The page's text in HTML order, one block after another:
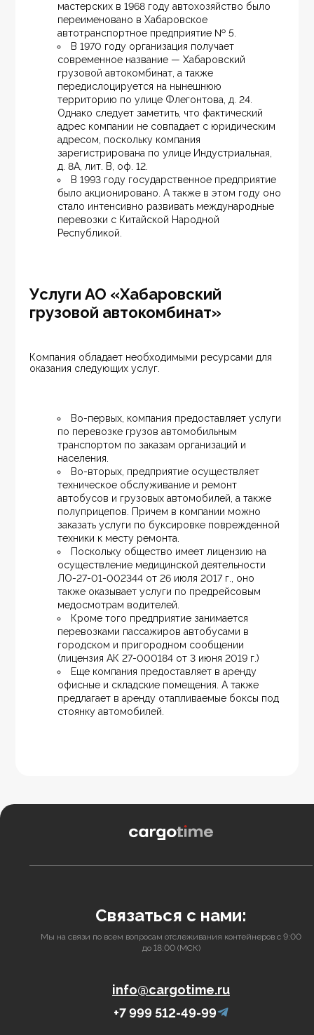
мастерских в 1968 году автохозяйство было
переименовано в Хабаровское
автотранспортное предприятие № 5.
В 1970 году организация получает
современное название — Хабаровский
грузовой автокомбинат, а также
передислоцируется на нынешнюю
территорию по улице Флегонтова, д. 24.
Однако следует заметить, что фактический
адрес компании не совпадает с юридическим
адресом, поскольку компания
зарегистрирована по улице Индустриальная,
д. 8А, лит. В, оф. 12.
В 1993 году государственное предприятие
было акционировано. А также в этом году оно
стало интенсивно развивать международные
перевозки с Китайской Народной
Республикой.
Услуги АО «Хабаровский
грузовой автокомбинат»
Компания обладает необходимыми ресурсами для
оказания следующих услуг.
Во-первых, компания предоставляет услуги
по перевозке грузов автомобильным
транспортом по заказам организаций и
населения.
Во-вторых, предприятие осуществляет
техническое обслуживание и ремонт
автобусов и грузовых автомобилей, а также
полуприцепов. Причем в компании можно
заказать услуги по буксировке поврежденной
техники к месту ремонта.
Поскольку общество имеет лицензию на
осуществление медицинской деятельности
ЛО-27-01-002344 от 26 июля 2017 г., оно
также оказывает услуги по предрейсовым
медосмотрам водителей.
Кроме того предприятие занимается
перевозками пассажиров автобусами в
городском и пригородном сообщении
(лицензия АК 27-000184 от 3 июня 2019 г.)
Еще компания предоставляет в аренду
офисные и складские помещения. А также
предлагает в аренду отапливаемые боксы под
стоянку автомобилей.
Связаться с нами:
Мы на связи по всем вопросам отслеживания контейнеров с 9:00
до 18:00 (МСК)
info@cargotime.ru
+7 999 512-49-99